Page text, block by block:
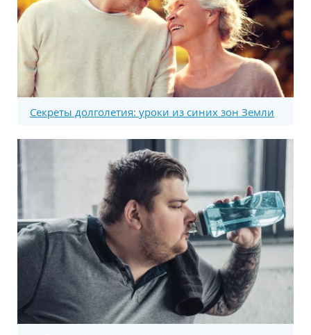
Секреты долголетия: уроки из синих зон Земли